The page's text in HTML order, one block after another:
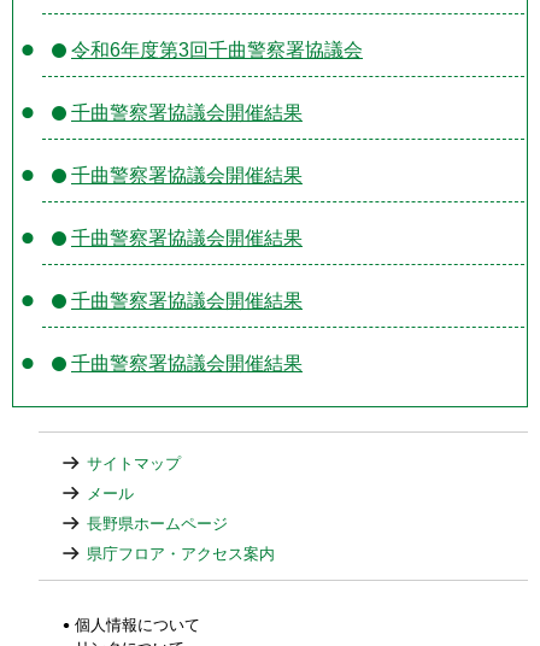
令和6年度第3回千曲警察署協議会
千曲警察署協議会開催結果
千曲警察署協議会開催結果
千曲警察署協議会開催結果
千曲警察署協議会開催結果
千曲警察署協議会開催結果
サイトマップ
メール
長野県ホームページ
県庁フロア・アクセス案内
個人情報について